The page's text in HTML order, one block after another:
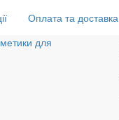
Оплата та доставка